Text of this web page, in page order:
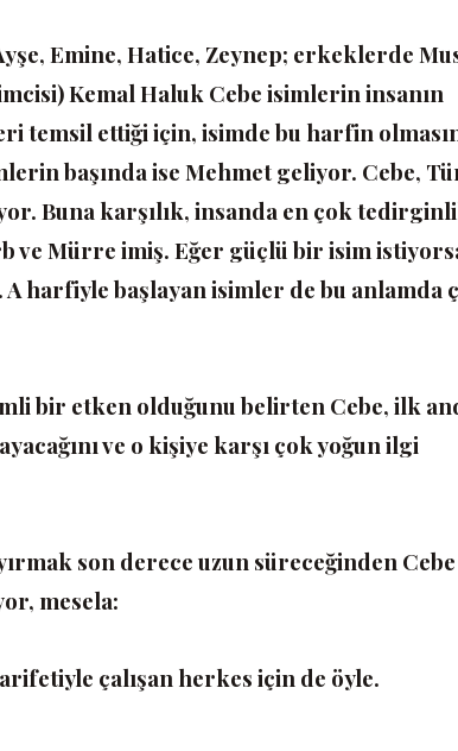
Emine, Hatice, Zeynep; erkeklerde
Kemal Haluk Cebe isimlerin insanın
ettiği için, isimde bu harfin
başında ise Mehmet geliyor. Cebe,
Buna karşılık, insanda en çok
ve Mürre imiş. Eğer güçlü bir isim
harfiyle başlayan isimler de bu anlamda
bir etken olduğunu belirten Cebe, ilk
ve o kişiye karşı çok yoğun ilgi
son derece uzun süreceğinden Cebe
mesela:
çalışan herkes için de öyle.